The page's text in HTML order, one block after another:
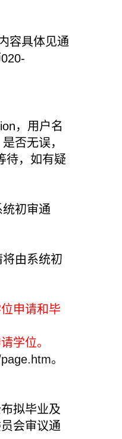
容具体见通
020-
，用户名
否无误，
待，如有疑
初审通
由系统初
申请和毕
学位。
。
拟毕业及
会审议通